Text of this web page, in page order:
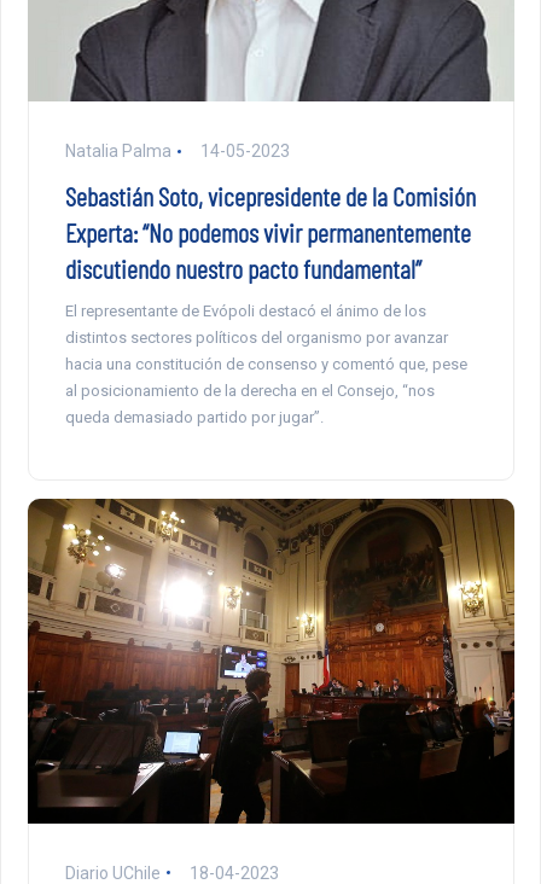
Natalia Palma 14-05-2023
Sebastián Soto, vicepresidente de la Comisión
Experta: “No podemos vivir permanentemente
discutiendo nuestro pacto fundamental”
El representante de Evópoli destacó el ánimo de los
distintos sectores políticos del organismo por avanzar
hacia una constitución de consenso y comentó que, pese
al posicionamiento de la derecha en el Consejo, “nos
queda demasiado partido por jugar”.
Diario UChile 18-04-2023